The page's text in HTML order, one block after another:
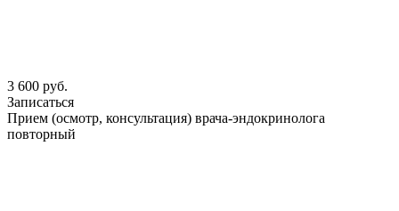
3 600 руб.
Записаться
Прием (осмотр, консультация) врача-эндокринолога
повторный